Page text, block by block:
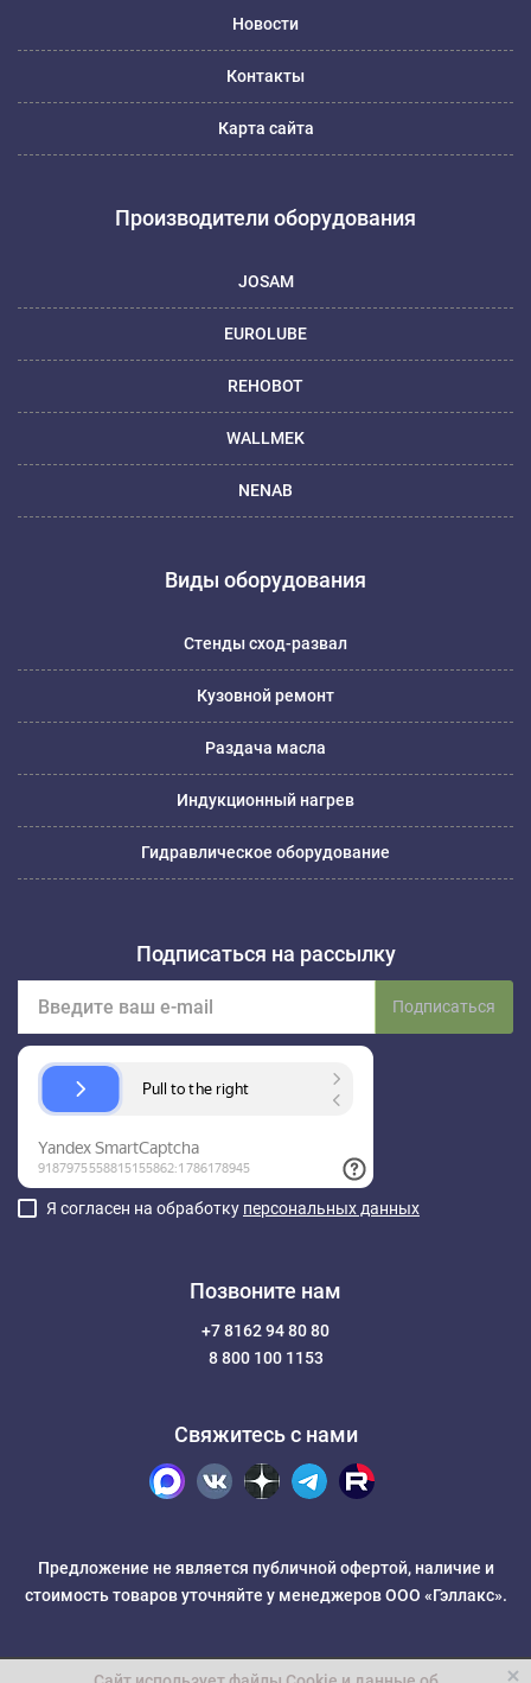
Новости
Контакты
Карта сайта
Производители оборудования
JOSAM
EUROLUBE
REHOBOT
WALLMEK
NENAB
Виды оборудования
Стенды сход-развал
Кузовной ремонт
Раздача масла
Индукционный нагрев
Гидравлическое оборудование
Подписаться на рассылку
Подписаться
Я согласен на обработку персональных данных
Позвоните нам
+7 8162 94 80 80
8 800 100 1153
Свяжитесь с нами
Предложение не является публичной офертой, наличие и
стоимость товаров уточняйте у менеджеров ООО «Гэллакс».